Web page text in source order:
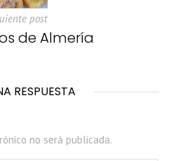
post
de Almería
RESPUESTA
no será publicada.